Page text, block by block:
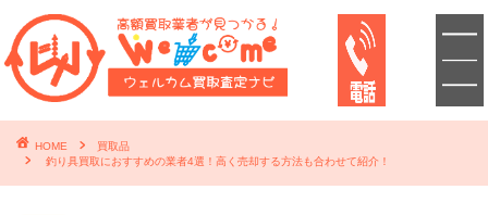
HOME
買取品
釣り具買取におすすめの業者4選！高く売却する方法も合わせて紹介！